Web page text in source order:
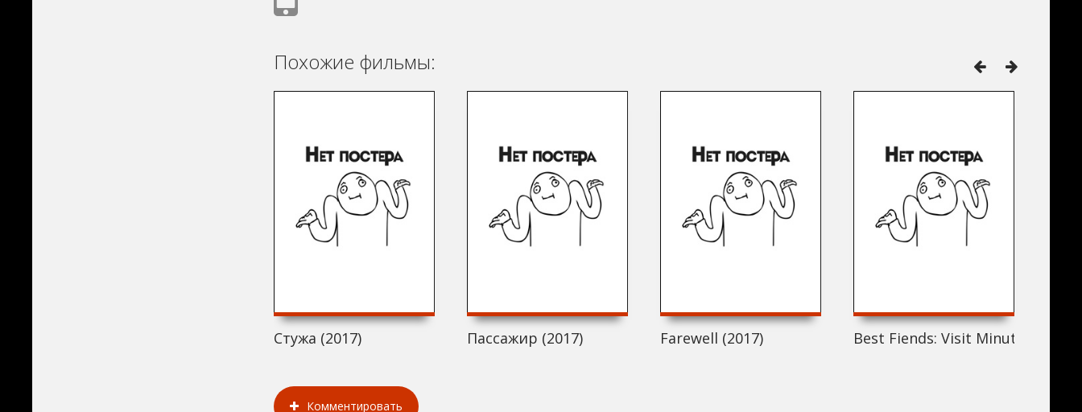
Похожие фильмы:
Стужа (2017) Пассажир (2017) Farewell (2017) Best Fiends: Visit Minutia (2017)
Комментировать